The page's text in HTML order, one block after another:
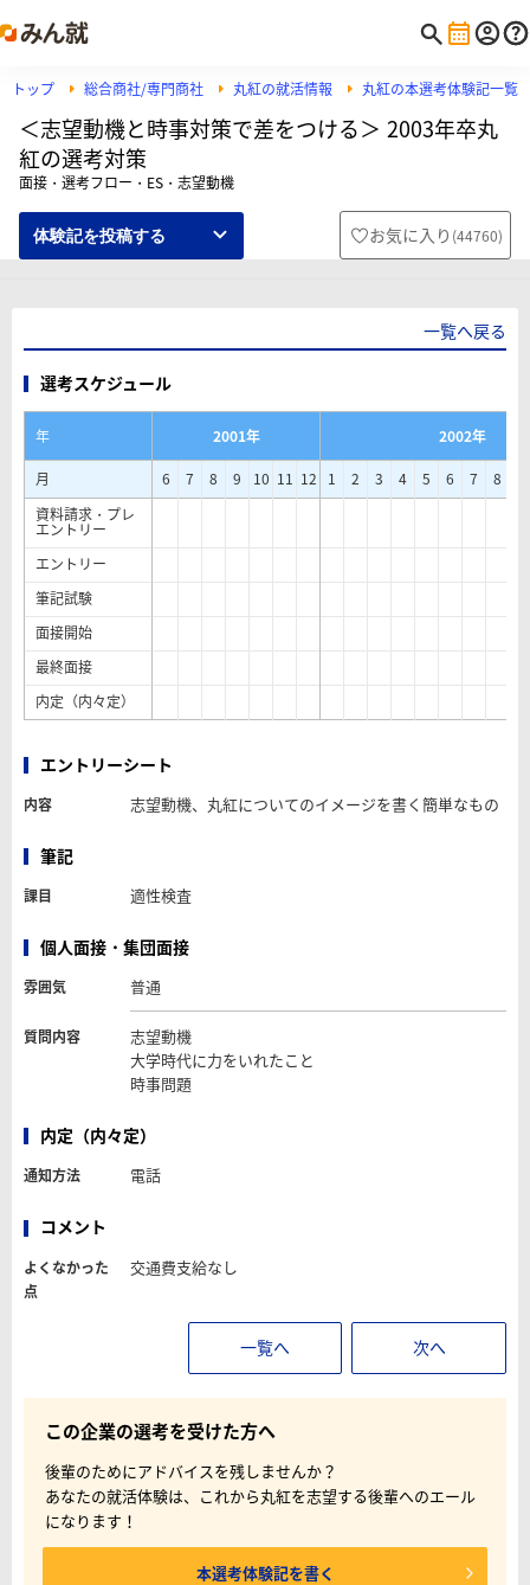
トップ 総合商社/専門商社 丸紅の就活情報 丸紅の本選考体験記一覧
＜志望動機と時事対策で差をつける＞ 2003年卒丸
紅の選考対策
面接・選考フロー・ES・志望動機
体験記を投稿する お気に入り (44760)
一覧へ戻る
選考スケジュール
年 2001年
2002年
月
6 7 8 9 10 11 12 1 2 3 4 5 6 7 8
資料請求・プレ
エントリー
エントリー
筆記試験
面接開始
最終面接
内定（内々定）
エントリーシート
内容 志望動機、丸紅についてのイメージを書く簡単なもの
筆記
課目 適性検査
個人面接・集団面接
雰囲気 普通
質問内容
志望動機
大学時代に力をいれたこと
時事問題
内定（内々定）
通知方法 電話
コメント
よくなかった
点
交通費支給なし
一覧へ 次へ
この企業の選考を受けた方へ
後輩のためにアドバイスを残しませんか？
あなたの就活体験は、これから丸紅を志望する後輩へのエール
になります！
本選考体験記を書く